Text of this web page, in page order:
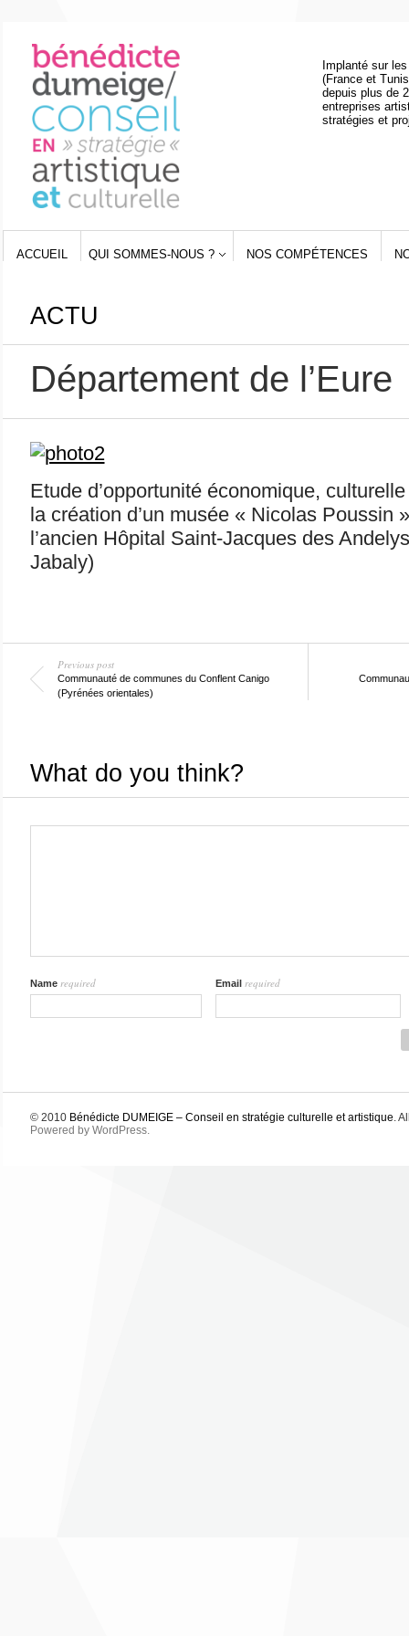
Implanté sur
(France et
depuis plus de
entreprises
stratégies et
ACCUEIL QUI SOMMES-NOUS ? NOS COMPÉTENCES
ACTU
Département de l’Eure
Etude d’opportunité économique,
la création d’un musée « Nicolas Poussin
l’ancien Hôpital Saint-Jacques des
Jabaly)
Previous post
Communauté de communes du Conflent Canigo
(Pyrénées orientales)
What do you think?
Name required Email required
© 2010 Bénédicte DUMEIGE – Conseil en stratégie culturelle et artistique.
Powered by WordPress.